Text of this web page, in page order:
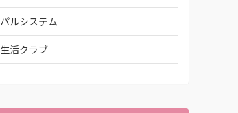
パルシステム
生活クラブ